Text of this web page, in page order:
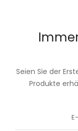
Seien Sie der
Produkte